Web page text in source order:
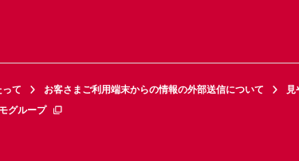
て お客さまご利用端末からの情報の外部送信について
見
グループ